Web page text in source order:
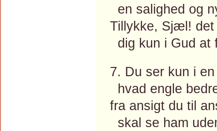
en salighed og
Tillykke, Sjæl! det
dig kun i Gud at
7. Du ser kun i
hvad engle
fra ansigt du til
skal se ham